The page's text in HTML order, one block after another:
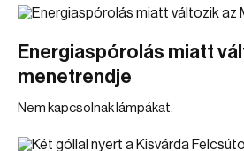
Energiaspórolás miatt
menetrendje
Nem kapcsolnak lámpákat.